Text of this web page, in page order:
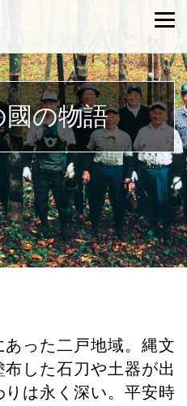
の物語
った二戸地域。縄文
した石刀や土器が出
は永く深い。平安時